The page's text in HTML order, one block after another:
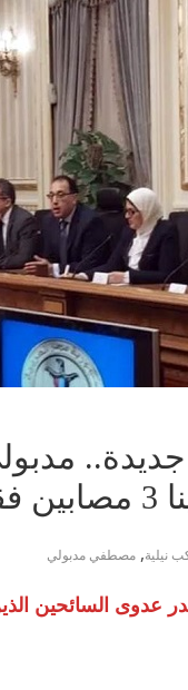
قضية الدكتور محمد
البراءة وضمانات المحاكمة
إصابة 33 حالة
نيلية, مصطفي مدبولي
عدوى السائحين